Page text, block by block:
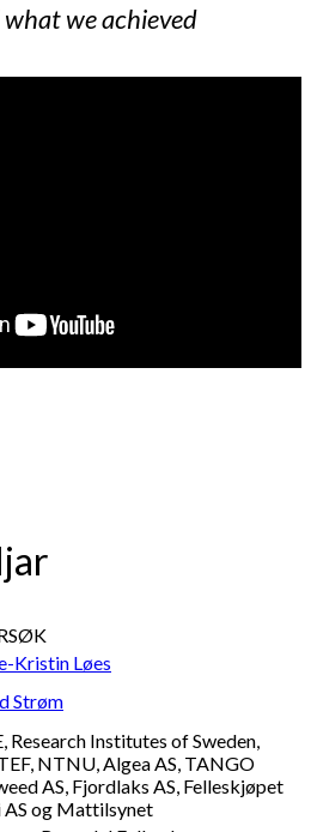
we achieved
Kristin Løes
Strøm
Research Institutes of Sweden,
NTNU, Algea AS, TANGO
AS, Fjordlaks AS, Felleskjøpet
AS og Mattilsynet